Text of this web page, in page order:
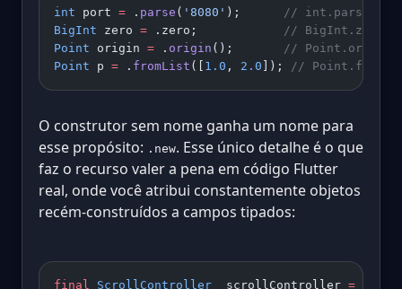
int port = . parse ( '8080' );
//
BigInt zero = .zero;
// BigInt.zero
Point origin = . origin ();
// Point.origin()
Point p = . fromList ([ 1.0 , 2.0 ]); //
O construtor sem nome ganha um nome para
esse propósito: .new. Esse único detalhe é o que
faz o recurso valer a pena em código Flutter
real, onde você atribui constantemente objetos
recém-construídos a campos tipados:
final ScrollController _scrollController =